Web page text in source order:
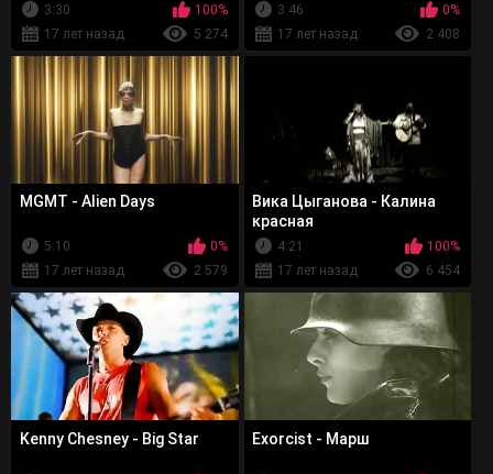
3:30
100%
17 лет назад
5 274
3:46
0%
17 лет назад
2 408
MGMT - Alien Days
5:10
0%
17 лет назад
2 579
Вика Цыганова - Калина
красная
4:21
100%
17 лет назад
6 454
Kenny Chesney - Big Star Exorcist - Марш